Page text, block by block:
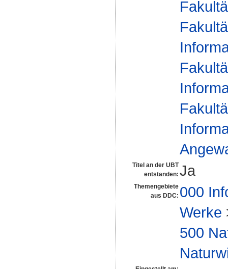
Titel an der UBT
entstanden: Ja
Themengebiete
aus DDC: 000
Werke
500